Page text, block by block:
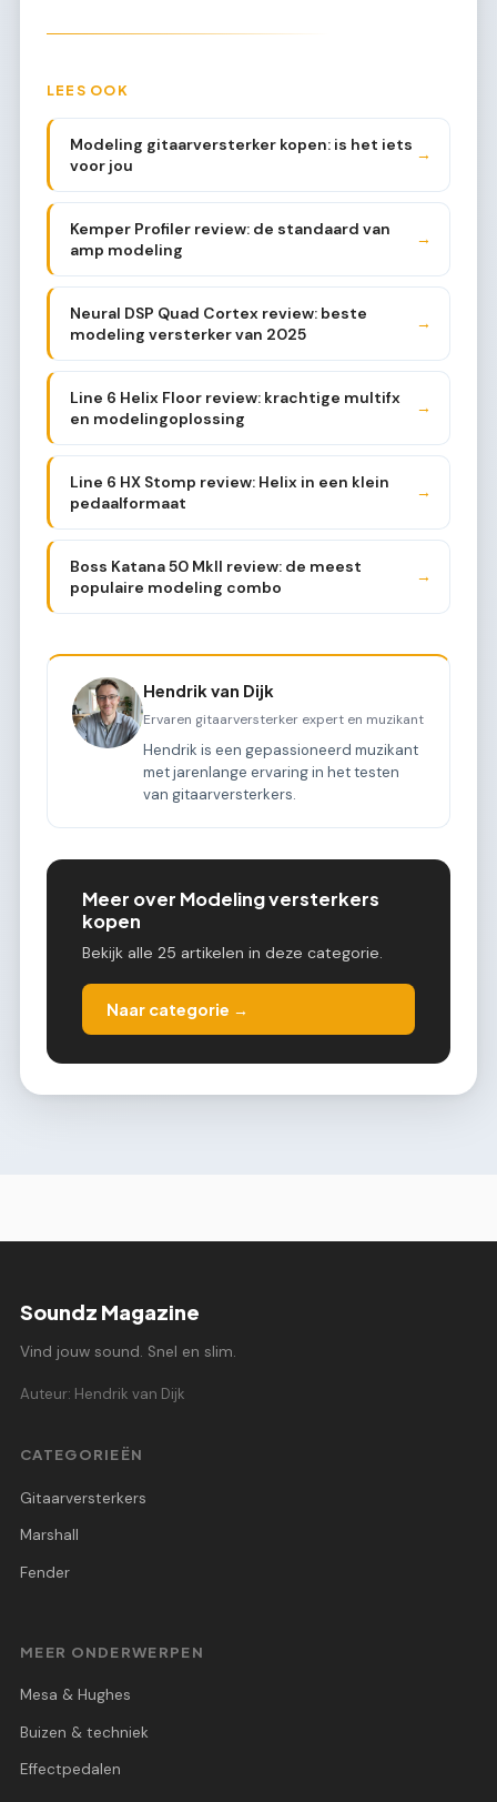
LEES OOK
Modeling gitaarversterker kopen: is het iets
voor jou
→
Kemper Profiler review: de standaard van
amp modeling
→
Neural DSP Quad Cortex review: beste
modeling versterker van 2025
→
Line 6 Helix Floor review: krachtige multifx
en modelingoplossing
→
Line 6 HX Stomp review: Helix in een klein
pedaalformaat
→
Boss Katana 50 MkII review: de meest
populaire modeling combo
→
Hendrik van Dijk
Ervaren gitaarversterker expert en muzikant
Hendrik is een gepassioneerd muzikant
met jarenlange ervaring in het testen
van gitaarversterkers.
Meer over Modeling versterkers
kopen
Bekijk alle 25 artikelen in deze categorie.
Naar categorie →
Soundz Magazine
Vind jouw sound. Snel en slim.
Auteur: Hendrik van Dijk
CATEGORIEËN
Gitaarversterkers
Marshall
Fender
MEER ONDERWERPEN
Mesa & Hughes
Buizen & techniek
Effectpedalen